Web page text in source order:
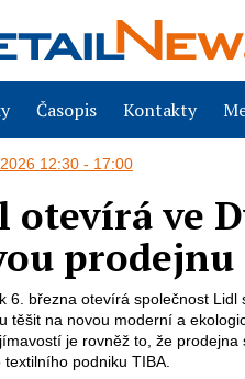
Časopis Kontakty
otevírá ve
prodejnu
6. března otevírá společnost
těšit na novou moderní a
je rovněž to, že
textilního podniku TIBA.